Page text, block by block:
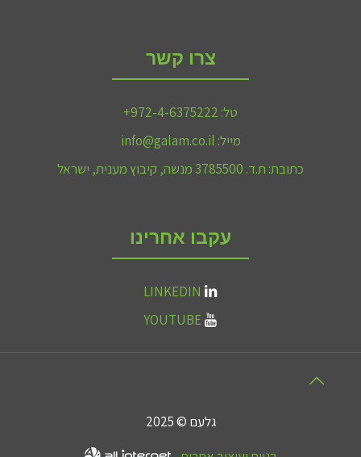
צרו קשר
טל: 972-4-6375222+
מייל: info@galam.co.il
כתובת: ת.ד. 3785500 מנשה, קיבוץ מענית, ישראל
עקבו אחרינו
LINKEDIN
YOUTUBE
גלעם © 2025